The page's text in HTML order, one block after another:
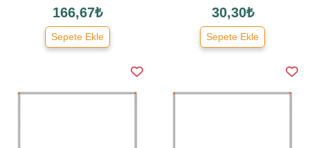
166,67₺
Sepete Ekle
30,30₺
Sepete Ekle